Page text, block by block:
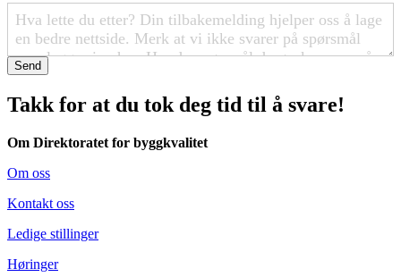
Send
Takk for at du tok deg tid til å svare!
Om Direktoratet for byggkvalitet
Om oss
Kontakt oss
Ledige stillinger
Høringer